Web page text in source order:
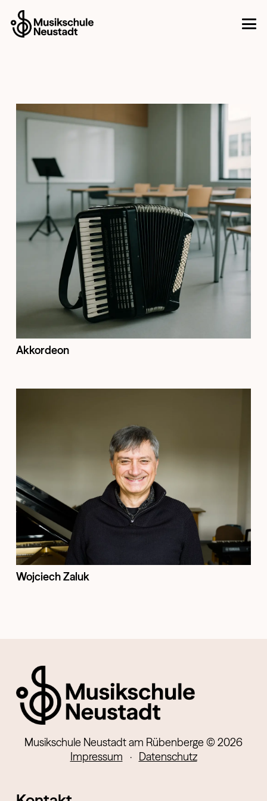
Akkordeon
Wojciech Zaluk
Musikschule Neustadt am Rübenberge © 2026
Impressum
· Datenschutz